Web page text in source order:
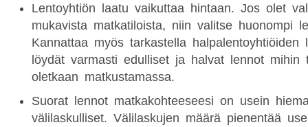
Lentoyhtiön laatu vaikuttaa hintaan. Jos olet
mukavista matkatiloista, niin valitse huonompi
Kannattaa myös tarkastella halpalentoyhtiöiden
löydät varmasti edulliset ja halvat lennot mihin
oletkaan matkustamassa.
Suorat lennot matkakohteeseesi on usein
välilaskulliset. Välilaskujen määrä pienentää